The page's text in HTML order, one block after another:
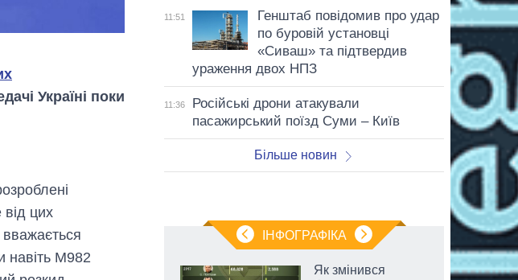
Україні поки
від цих
вважається
навіть М982
11:51
Генштаб повідомив про удар
по буровій установці
«Сиваш» та підтвердив
ураження двох НПЗ
11:36
Російські дрони атакували
пасажирський поїзд Суми – Київ
Більше новин
ІНФОГРАФІКА
Як змінився